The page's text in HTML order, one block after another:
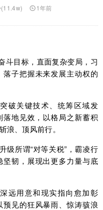
(11.4w) 1年前
斗目标，直面复杂变局，习
子把握未来发展主动权的
破关键技术、统筹区域发
地见效，以格局之新蓄积
浪、顶风前行。
级所谓“对等关税”，霸凌行
韧，展现出更多力量与底
远用意和现实指向愈加彰
见的狂风暴雨、惊涛骇浪